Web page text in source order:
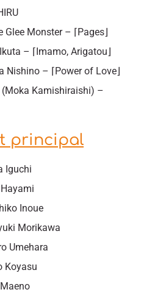
Glee Monster – ⌈Pages⌋
– ⌈Imamo, Arigatou⌋
Nishino – ⌈Power of Love⌋
(Moka Kamishiraishi) –
principal
Iguchi
Inoue
Morikawa
Umehara
Koyasu